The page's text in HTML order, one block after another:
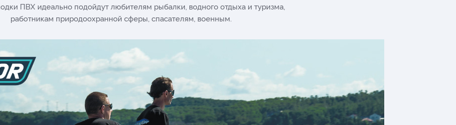
ПВХ идеально подойдут любителям рыбалки, водного отдыха и туризма,
работникам природоохранной сферы, спасателям, военным.